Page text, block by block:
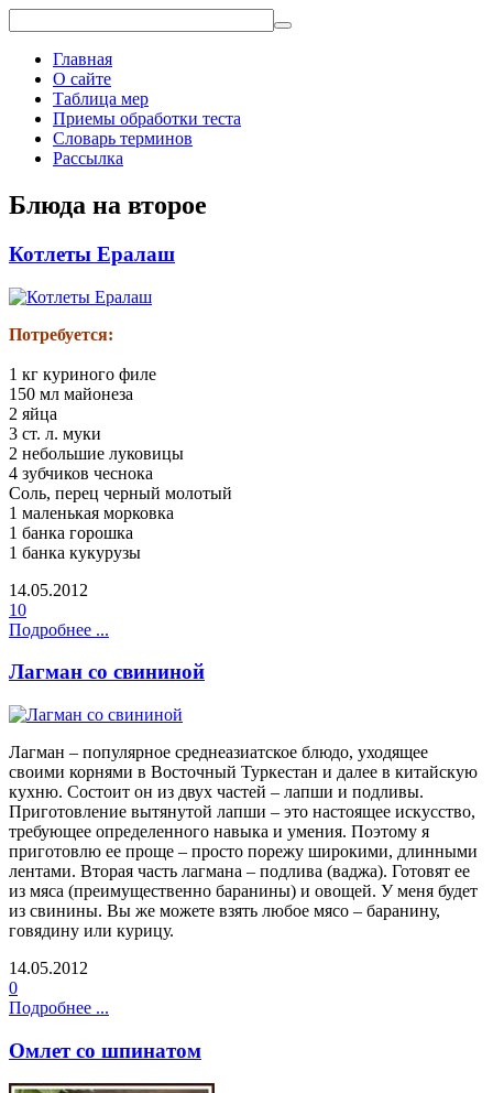
Главная
О сайте
Таблица мер
Приемы обработки теста
Словарь терминов
Рассылка
Блюда на второе
Котлеты Ералаш
Потребуется:
1 кг куриного филе
150 мл майонеза
2 яйца
3 ст. л. муки
2 небольшие луковицы
4 зубчиков чеснока
Соль, перец черный молотый
1 маленькая морковка
1 банка горошка
1 банка кукурузы
14.05.2012
10
Подробнее ...
Лагман со свининой
Лагман – популярное среднеазиатское блюдо, уходящее
своими корнями в Восточный Туркестан и далее в китайскую
кухню. Состоит он из двух частей – лапши и подливы.
Приготовление вытянутой лапши – это настоящее искусство,
требующее определенного навыка и умения. Поэтому я
приготовлю ее проще – просто порежу широкими, длинными
лентами. Вторая часть лагмана – подлива (ваджа). Готовят ее
из мяса (преимущественно баранины) и овощей. У меня будет
из свинины. Вы же можете взять любое мясо – баранину,
говядину или курицу.
14.05.2012
0
Подробнее ...
Омлет со шпинатом